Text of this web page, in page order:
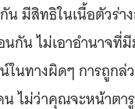
น มีสิทธิในเนื้อตัวร่า
กัน ไม่เอาอำนาจที่
ในทางผิดๆ การถูกล่
ไม่ว่าคุณจะหน้าตา